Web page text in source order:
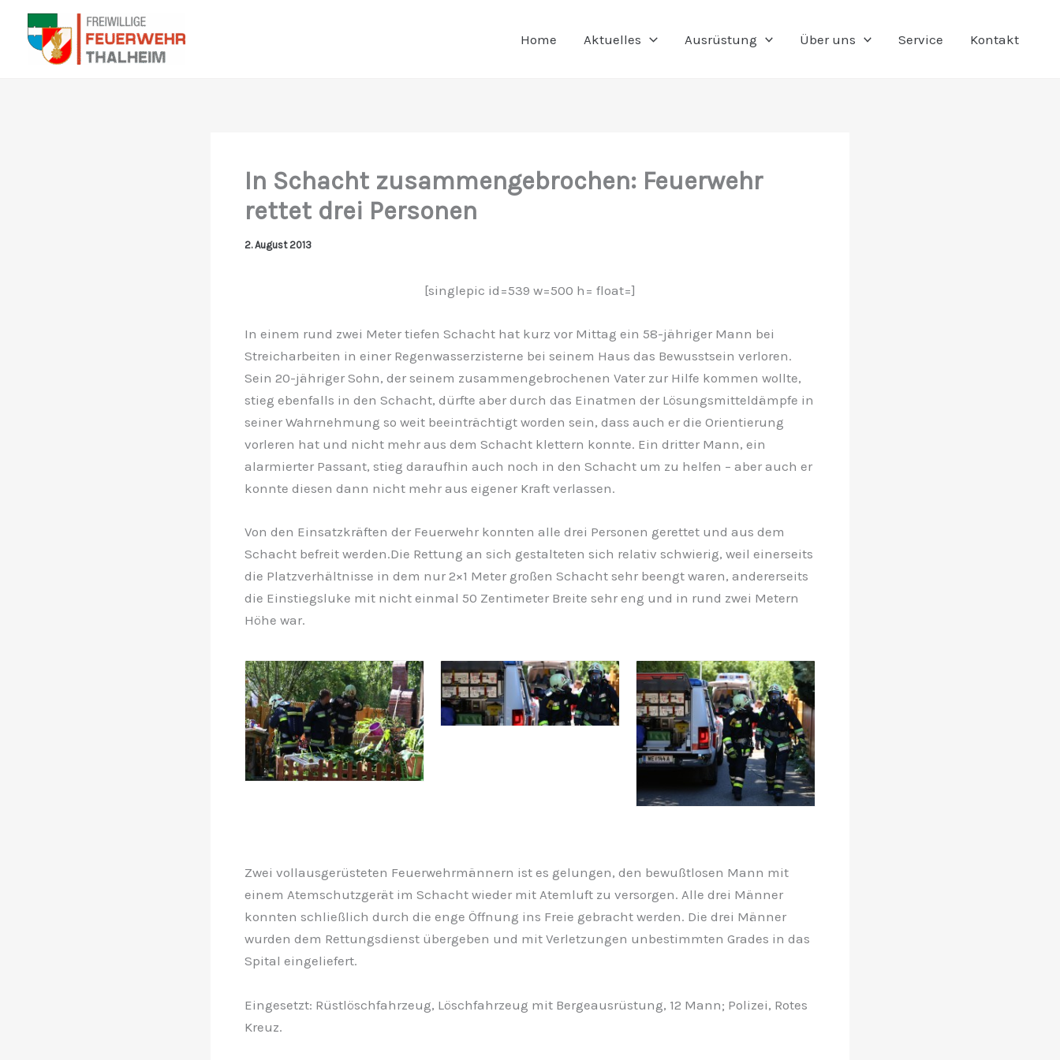
Zum
Inhalt
springen
Home Aktuelles Ausrüstung Über uns Service Kontakt
In Schacht zusammengebrochen: Feuerwehr
rettet drei Personen
2. August 2013
[singlepic id=539 w=500 h= float=]
In einem rund zwei Meter tiefen Schacht hat kurz vor Mittag ein 58-jähriger Mann bei
Streicharbeiten in einer Regenwasserzisterne bei seinem Haus das Bewusstsein verloren.
Sein 20-jähriger Sohn, der seinem zusammengebrochenen Vater zur Hilfe kommen wollte,
stieg ebenfalls in den Schacht, dürfte aber durch das Einatmen der Lösungsmitteldämpfe in
seiner Wahrnehmung so weit beeinträchtigt worden sein, dass auch er die Orientierung
vorleren hat und nicht mehr aus dem Schacht klettern konnte. Ein dritter Mann, ein
alarmierter Passant, stieg daraufhin auch noch in den Schacht um zu helfen – aber auch er
konnte diesen dann nicht mehr aus eigener Kraft verlassen.
Von den Einsatzkräften der Feuerwehr konnten alle drei Personen gerettet und aus dem
Schacht befreit werden.Die Rettung an sich gestalteten sich relativ schwierig, weil einerseits
die Platzverhältnisse in dem nur 2×1 Meter großen Schacht sehr beengt waren, andererseits
die Einstiegsluke mit nicht einmal 50 Zentimeter Breite sehr eng und in rund zwei Metern
Höhe war.
Zwei vollausgerüsteten Feuerwehrmännern ist es gelungen, den bewußtlosen Mann mit
einem Atemschutzgerät im Schacht wieder mit Atemluft zu versorgen. Alle drei Männer
konnten schließlich durch die enge Öffnung ins Freie gebracht werden. Die drei Männer
wurden dem Rettungsdienst übergeben und mit Verletzungen unbestimmten Grades in das
Spital eingeliefert.
Eingesetzt: Rüstlöschfahrzeug, Löschfahrzeug mit Bergeausrüstung, 12 Mann; Polizei, Rotes
Kreuz.